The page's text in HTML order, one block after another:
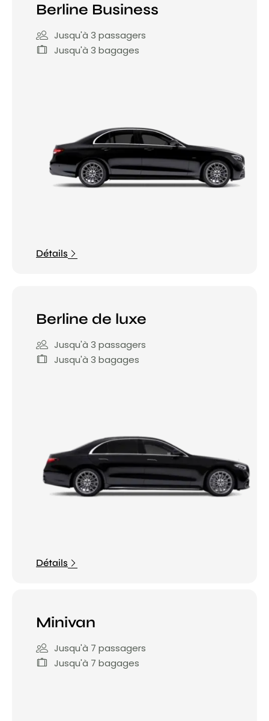
Berline Business
Jusqu'à 3 passagers
Jusqu'à 3 bagages
Détails
Berline de luxe
Jusqu'à 3 passagers
Jusqu'à 3 bagages
Détails
Minivan
Jusqu'à 7 passagers
Jusqu'à 7 bagages